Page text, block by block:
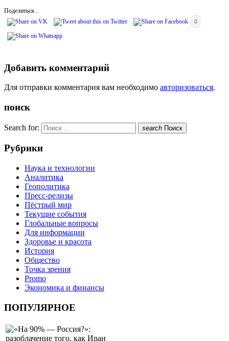
Поделиться...
0
Добавить комментарий
Для отправки комментария вам необходимо авторизоваться.
поиск
Search for: search Поиск
Рубрики
Наука и технологии
Аналитика
Геополитика
Пресс-релизы
Пёстрый мир
Текущие события
Глобальные вопросы
Для информации
Здоровье и красота
История
Общество
Точка зрения
Promo
Экономика и финансы
ПОПУЛЯРНОЕ